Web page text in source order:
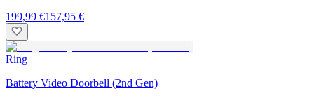
199,99 €157,95 €
Ring
Battery Video Doorbell (2nd Gen)